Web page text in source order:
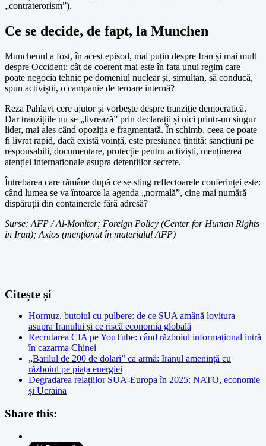
„contraterorism”).
Ce se decide, de fapt, la Munchen
Munchenul a fost, în acest episod, mai puțin despre Iran și mai mult
despre Occident: cât de coerent mai este în fața unui regim care
poate negocia tehnic pe domeniul nuclear și, simultan, să conducă,
spun activiștii, o campanie de teroare internă?
Reza Pahlavi cere ajutor și vorbește despre tranziție democratică.
Dar tranzițiile nu se „livrează” prin declarații și nici printr-un singur
lider, mai ales când opoziția e fragmentată. În schimb, ceea ce poate
fi livrat rapid, dacă există voință, este presiunea țintită: sancțiuni pe
responsabili, documentare, protecție pentru activiști, menținerea
atenției internaționale asupra detențiilor secrete.
Întrebarea care rămâne după ce se sting reflectoarele conferinței este:
când lumea se va întoarce la agenda „normală”, cine mai numără
dispăruții din containerele fără adresă?
Surse: AFP / Al-Monitor; Foreign Policy (Center for Human Rights
in Iran); Axios (menționat în materialul AFP)
Citește și
Hormuz, butoiul cu pulbere: de ce SUA amână lovitura
asupra Iranului și ce riscă economia globală
Recrutarea CIA pe YouTube: când războiul informațional intră
în cazarma Chinei
„Barilul de 200 de dolari” ca armă: Iranul amenință cu
războiul pe piața energiei
Degradarea relațiilor SUA-Europa în 2025: NATO, economie
și Ucraina
Share this: